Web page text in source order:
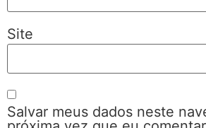
Site
Salvar meus dados neste